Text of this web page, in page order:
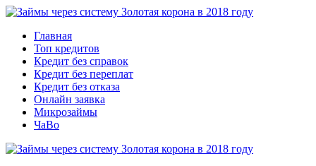
Главная
Топ кредитов
Кредит без справок
Кредит без переплат
Кредит без отказа
Онлайн заявка
Микрозаймы
ЧаВо